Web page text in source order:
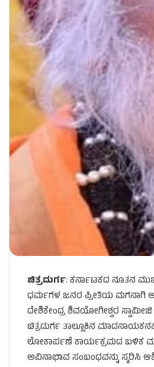
ಚಿತ್ರದುರ್ಗ: ಕರ್ನಾಟಕದ ನೂತನ
ಧರ್ಮಗಳ ಜನರ ಪ್ರೀತಿಯ ಮಗನಾಗಿ
ದೇಶಿಕೇಂದ್ರ ಶಿವಯೋಗೀಶ್ವರ ಸ್ವಾಮೀಜಿ
ಚಿತ್ರದುರ್ಗ ತಾಲ್ಲೂಕಿನ
ಲೋಕಾರ್ಪಣೆ ಕಾರ್ಯಕ್ರಮದ ಬಳಿಕ
ಅವಿನಾಭಾವ ಸಂಬಂಧವನ್ನು ಸ್ಮರಿಸಿ